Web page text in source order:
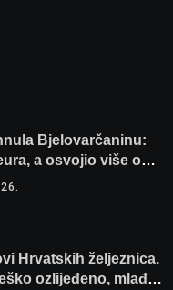
Bjelovarčaninu:
a osvojio više od
Hrvatskih željeznica.
ozlijeđeno, mlađa